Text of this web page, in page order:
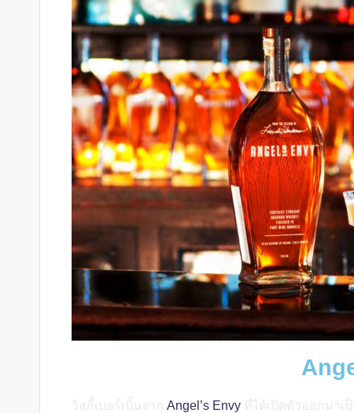
วิสกี้เบอร์เบิ้นจาก Angel’s Envy ที่ได้เปิดตัวออกมาเ